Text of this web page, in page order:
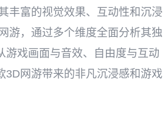
丰富的视觉效果、互动性和沉浸
游，通过多个维度全面分析其独
游戏画面与音效、自由度与互动
网游带来的非凡沉浸感和游戏